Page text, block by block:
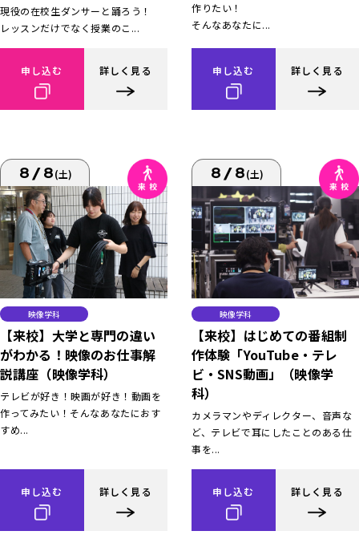
現役の在校生ダンサーと踊ろう！
レッスンだけでなく授業のこ...
申し込む 詳しく見る
作りたい！
そんなあなたに...
申し込む 詳しく見る
8/8(土)
映像学科
【来校】大学と専門の違い
がわかる！映像のお仕事解
説講座（映像学科）
テレビが好き！映画が好き！動画を
作ってみたい！そんなあなたにおす
すめ...
申し込む 詳しく見る
8/8(土)
映像学科
【来校】はじめての番組制
作体験「YouTube・テレ
ビ・SNS動画」（映像学
科）
カメラマンやディレクター、音声な
ど、テレビで耳にしたことのある仕
事を...
申し込む 詳しく見る